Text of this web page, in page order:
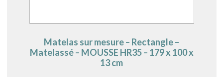
Matelas sur mesure – Rectangle –
Matelassé – MOUSSE HR35 – 179 x 100 x
13 cm